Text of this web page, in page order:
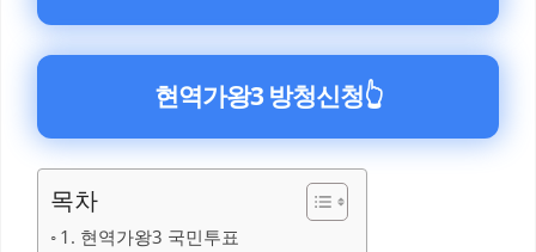
현역가왕3 방청신청👆
목차
1. 현역가왕3 국민투표